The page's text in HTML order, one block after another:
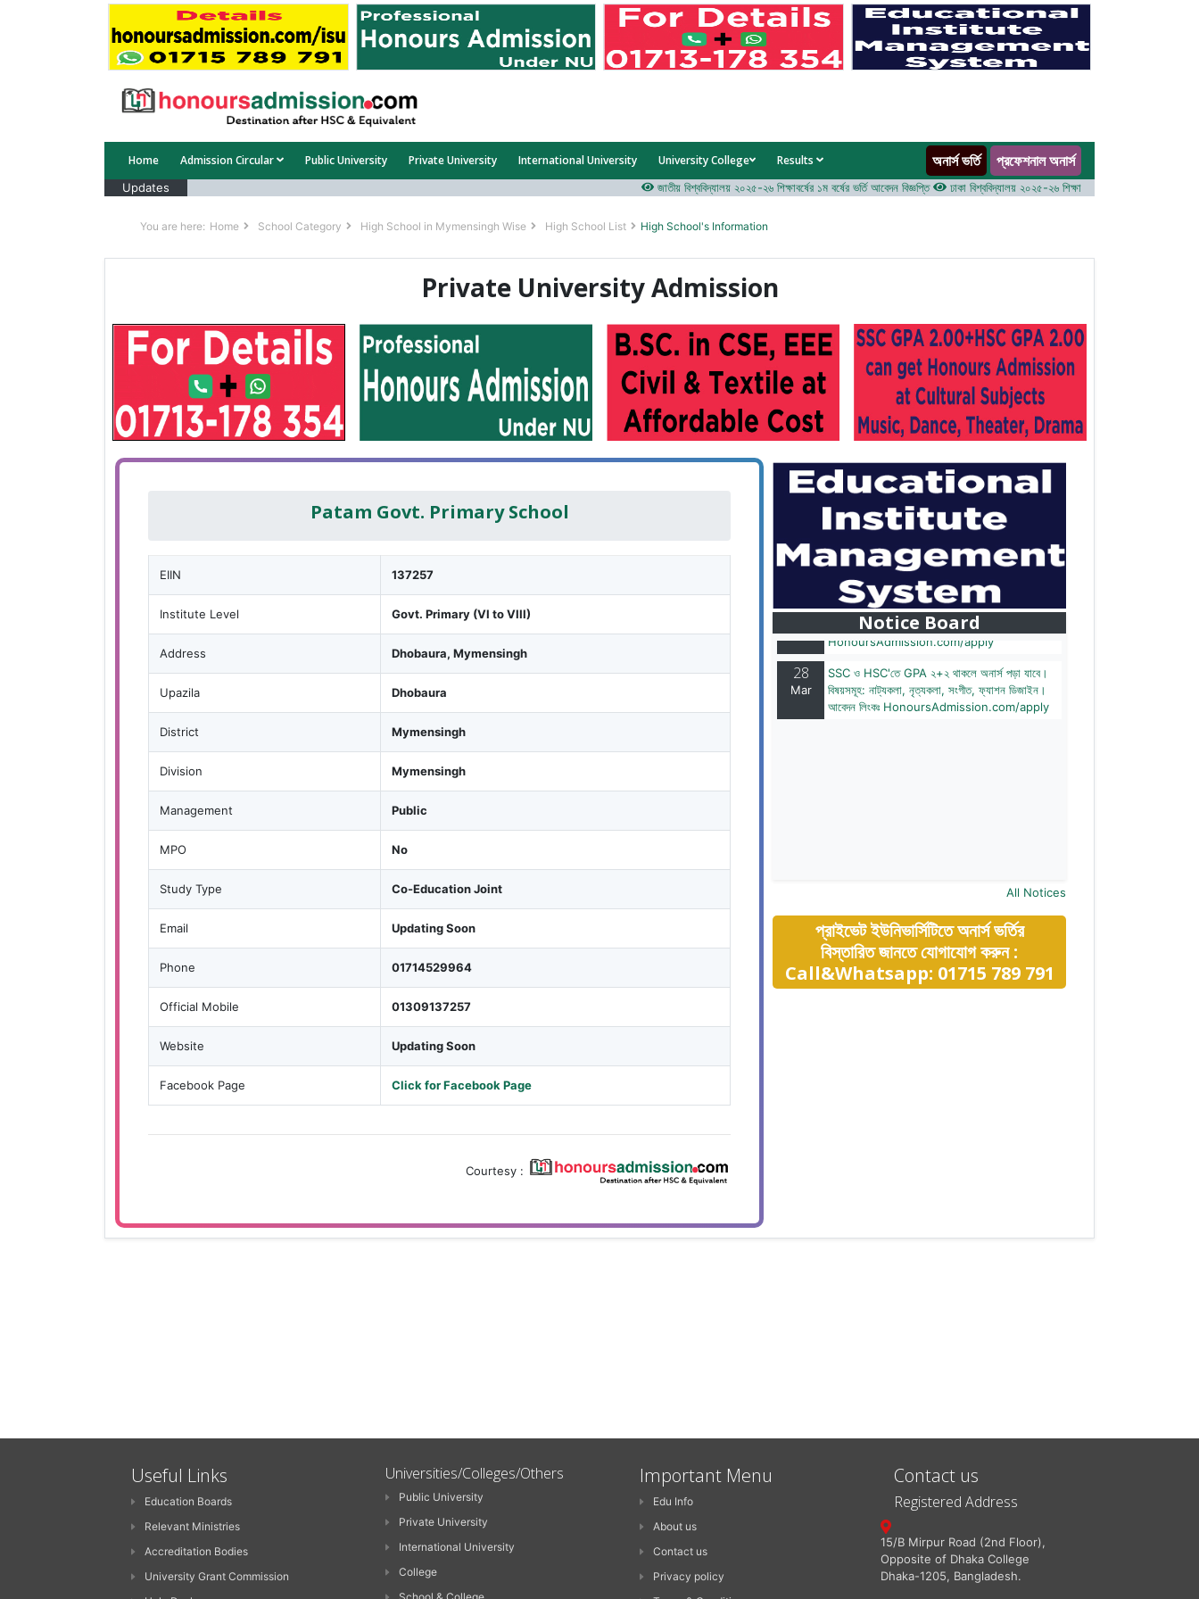
Home Admission Circular Public University Private University International University University College Results অনার্স ভর্তি প্রফেশনাল অনার্স
Updates জাতীয় বিশ্ববিদ্যালয় ২০২৫-২৬ শিক্ষাবর্ষের ১ম বর্ষের ভর্তি আবেদন বিজ্ঞপ্তি ঢাকা বিশ্ববিদ্যালয় ২০২৫-২৬ শিক্ষাবর্ষে আন্ডারগ্র্যাজুয়েট প্রোগ্রামে
You are here: Home School Category High School in Mymensingh Wise High School List High School's Information
Private University Admission
Patam Govt. Primary School
EIIN 137257
Institute Level Govt. Primary (VI to VIII)
Address Dhobaura, Mymensingh
Upazila Dhobaura
District Mymensingh
Division Mymensingh
Management Public
MPO No
Study Type Co-Education Joint
Email Updating Soon
Phone 01714529964
Official Mobile 01309137257
Website Updating Soon
Facebook Page Click for Facebook Page
Courtesy :
Notice Board
বাজেটের মধ্যে প্রাইভেট ইউনিভার্সিটিতে অনার্স পড়ার সুযোগ।
২০টির অধিক বিষয়, ৪ বছরে মোট খরচ ২ লক্ষ থেকে ৫ লক্ষ
টাকা। আবেদন লিংকঃ
HonoursAdmission.com/apply
28
Mar
বিষয়সমূহ: নাট্যকলা, নৃত্যকলা, সংগীত, ফ্যাশন ডিজাইন।
আবেদন লিংকঃ HonoursAdmission.com/apply
All Notices
প্রাইভেট ইউনিভার্সিটিতে অনার্স ভর্তির
বিস্তারিত জানতে যোগাযোগ করুন :
Call&Whatsapp: 01715 789 791
Useful Links
Education Boards
Relevant Ministries
Accreditation Bodies
University Grant Commission
Universities/Colleges/Others
Public University
Private University
International University
College
Important Menu
Edu Info
About us
Contact us
Privacy policy
Contact us
Registered Address
15/B Mirpur Road (2nd Floor),
Opposite of Dhaka College
Dhaka-1205, Bangladesh.